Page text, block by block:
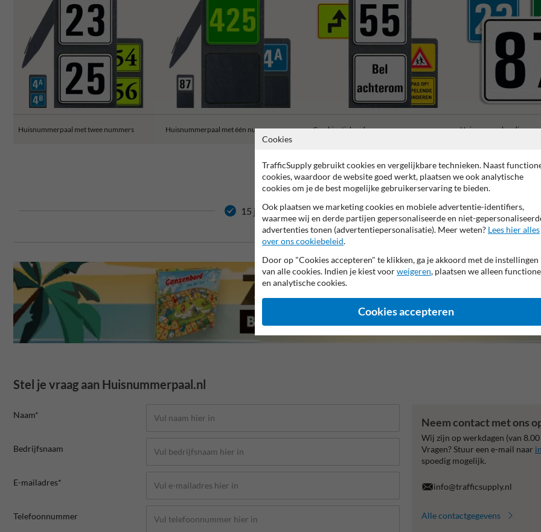
Huisnummerpaal met twee nummers Huisnummerpaal met één nummer Combinatieborden Huisnummerbordjes
15 jaar garantie op reflecterende folie Anti-graffiti laminaat 99%
Stel je vraag aan Huisnummerpaal.nl
Naam*
Bedrijfsnaam
E-mailadres*
Telefoonnummer
Neem contact met ons
Wij zijn op werkdagen (van
Vragen? Stuur een e-mail naar
spoedig mogelijk.
info@trafficsupply.nl
Alle contactgegevens
Cookies
TrafficSupply gebruikt cookies en vergelijkbare technieken. Naast
cookies, waardoor de website goed werkt, plaatsen we ook analytische
cookies om je de best mogelijke gebruikerservaring te bieden.
Ook plaatsen we marketing cookies en mobiele advertentie-identifiers,
waarmee wij en derde partijen gepersonaliseerde en niet-
advertenties tonen (advertentiepersonalisatie). Meer weten? Lees hier alles
over ons cookiebeleid.
Door op "Cookies accepteren" te klikken, ga je akkoord met de instellingen
van alle cookies. Indien je kiest voorweigeren, plaatsen we alleen
en analytische cookies.
Cookies accepteren